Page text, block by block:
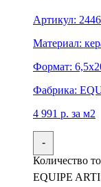
Артикул:
Материал:
Формат:
Фабрика:
4 991 р. за м2
-
Количество
EQUIPE